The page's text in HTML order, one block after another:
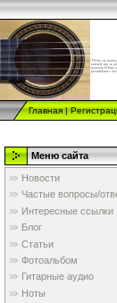
Главная|
Меню сайта
Новости
Частые вопросы/
Интересные ссылки
Блог
Статьи
Фотоальбом
Гитарные аудио
Ноты